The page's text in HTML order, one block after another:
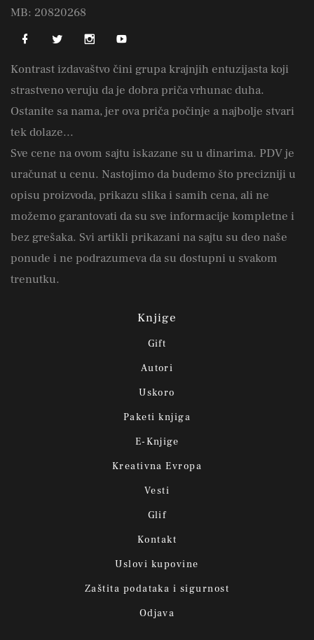
MB: 20820268
Kontrast izdavaštvo čini grupa krajnjih entuzijasta koji
strastveno veruju da je dobra priča vrhunac duha.
Ostanite sa nama, jer ova priča počinje a najbolje stvari
tek dolaze...
Sve cene na ovom sajtu iskazane su u dinarima. PDV je
uračunat u cenu. Nastojimo da budemo što precizniji u
opisu proizvoda, prikazu slika i samih cena, ali ne
možemo garantovati da su sve informacije kompletne i
bez grešaka. Svi artikli prikazani na sajtu su deo naše
ponude i ne podrazumeva da su dostupni u svakom
trenutku.
Knjige
Gift
Autori
Uskoro
Paketi knjiga
E-Knjige
Kreativna Evropa
Vesti
Glif
Kontakt
Uslovi kupovine
Zaštita podataka i sigurnost
Odjava